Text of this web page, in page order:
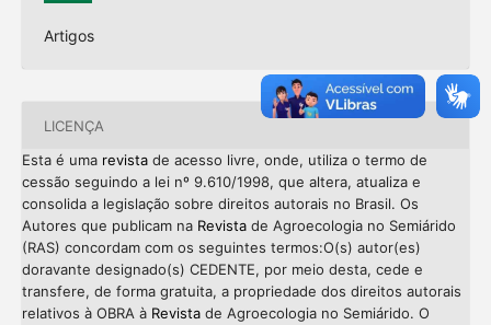
Artigos
LICENÇA
Esta é uma revistade acesso livre, onde, utiliza o termo de
cessão seguindo a lei nº 9.610/1998, que altera, atualiza e
consolida a legislação sobre direitos autorais no Brasil. Os
Autores que publicam na Revistade Agroecologia no Semiárido
(RAS) concordam com os seguintes termos:O(s) autor(es)
doravante designado(s) CEDENTE, por meio desta, cede e
transfere, de forma gratuita, a propriedade dos direitos autorais
relativos à OBRA à Revistade Agroecologia no Semiárido. O